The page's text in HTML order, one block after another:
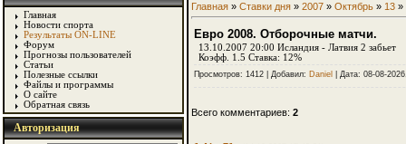
Главная
Новости спорта
Результаты ON-LINE
Форум
Прогнозы пользователей
Статьи
Полезные ссылки
Файлы и программы
О сайте
Обратная связь
Авторизация
Главная» Ставки дня» 2007 » Октябрь » 13»
Евро 2008. Отборочные матчи.
13.10.2007 20:00 Исландия - Латвия 2 забьет
Коэфф. 1.5 Ставка: 12%
Просмотров: 1412 | Добавил: Daniel | Дата: 08-08-
Всего комментариев: 2